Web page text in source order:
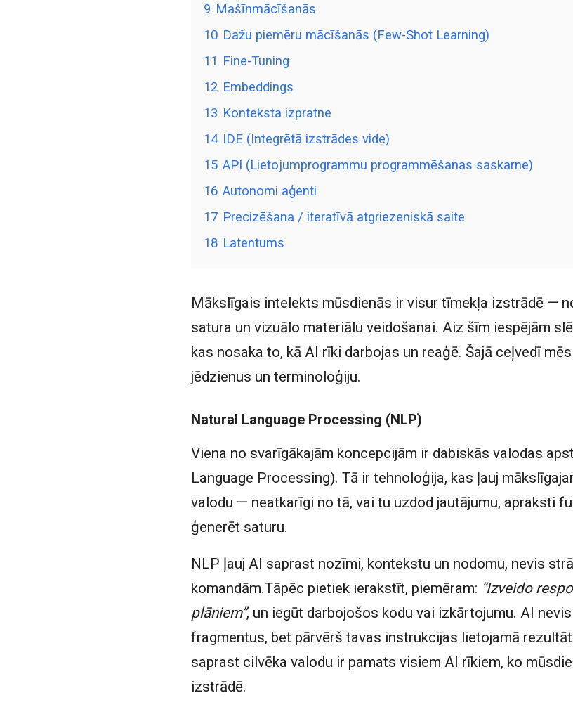
9 Mašīnmācīšanās
10 Dažu piemēru mācīšanās (Few-Shot Learning)
11 Fine-Tuning
12 Embeddings
13 Konteksta izpratne
14 IDE (Integrētā izstrādes vide)
15 API (Lietojumprogrammu programmēšanas saskarne)
16 Autonomi aģenti
17 Precizēšana / iteratīvā atgriezeniskā saite
18 Latentums
Mākslīgais intelekts mūsdienās ir visur tīmekļa izstrādē —
satura un vizuālo materiālu veidošanai. Aiz šīm iespējām
kas nosaka to, kā AI rīki darbojas un reaģē. Šajā ceļvedī
jēdzienus un terminoloģiju.
Natural Language Processing (NLP)
Viena no svarīgākajām koncepcijām ir dabiskās valodas
Language Processing). Tā ir tehnoloģija, kas ļauj
valodu — neatkarīgi no tā, vai tu uzdod jautājumu, apraksti
ģenerēt saturu.
NLP ļauj AI saprast nozīmi, kontekstu un nodomu, nevis
komandām.Tāpēc pietiek ierakstīt, piemēram: “Izveido
plāniem”, un iegūt darbojošos kodu vai izkārtojumu. AI
fragmentus, bet pārvērš tavas instrukcijas lietojamā
saprast cilvēka valodu ir pamats visiem AI rīkiem, ko
izstrādē.